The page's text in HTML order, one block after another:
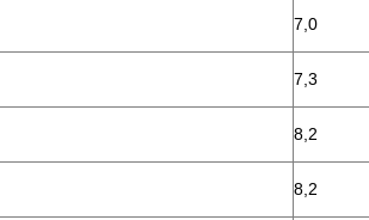
7,0
7,3
8,2
8,2